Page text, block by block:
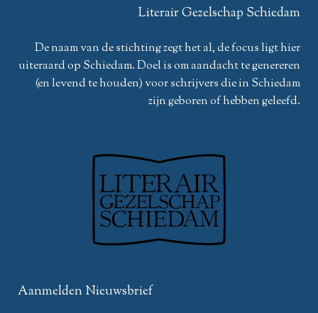
Literair Gezelschap Schiedam
De naam van de stichting zegt het al, de focus ligt hier
uiteraard op Schiedam. Doel is om aandacht te genereren
(en levend te houden) voor schrijvers die in Schiedam
zijn geboren of hebben geleefd.
Aanmelden Nieuwsbrief